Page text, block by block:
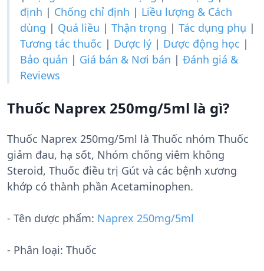
định | Chống chỉ định | Liều lượng & Cách
dùng | Quá liều | Thận trọng | Tác dụng phụ |
Tương tác thuốc | Dược lý | Dược động học |
Bảo quản | Giá bán & Nơi bán | Đánh giá &
Reviews
Thuốc Naprex 250mg/5ml là gì?
Thuốc Naprex 250mg/5ml là Thuốc nhóm Thuốc
giảm đau, hạ sốt, Nhóm chống viêm không
Steroid, Thuốc điều trị Gút và các bệnh xương
khớp có thành phần Acetaminophen.
- Tên dược phẩm: Naprex 250mg/5ml
- Phân loại: Thuốc